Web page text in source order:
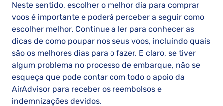
Neste sentido, escolher o melhor dia para comprar
voos é importante e poderá perceber a seguir como
escolher melhor. Continue a ler para conhecer as
dicas de como poupar nos seus voos, incluindo quais
são os melhores dias para o fazer. E claro, se tiver
algum problema no processo de embarque, não se
esqueça que pode contar com todo o apoio da
AirAdvisor para receber os reembolsos e
indemnizações devidos.